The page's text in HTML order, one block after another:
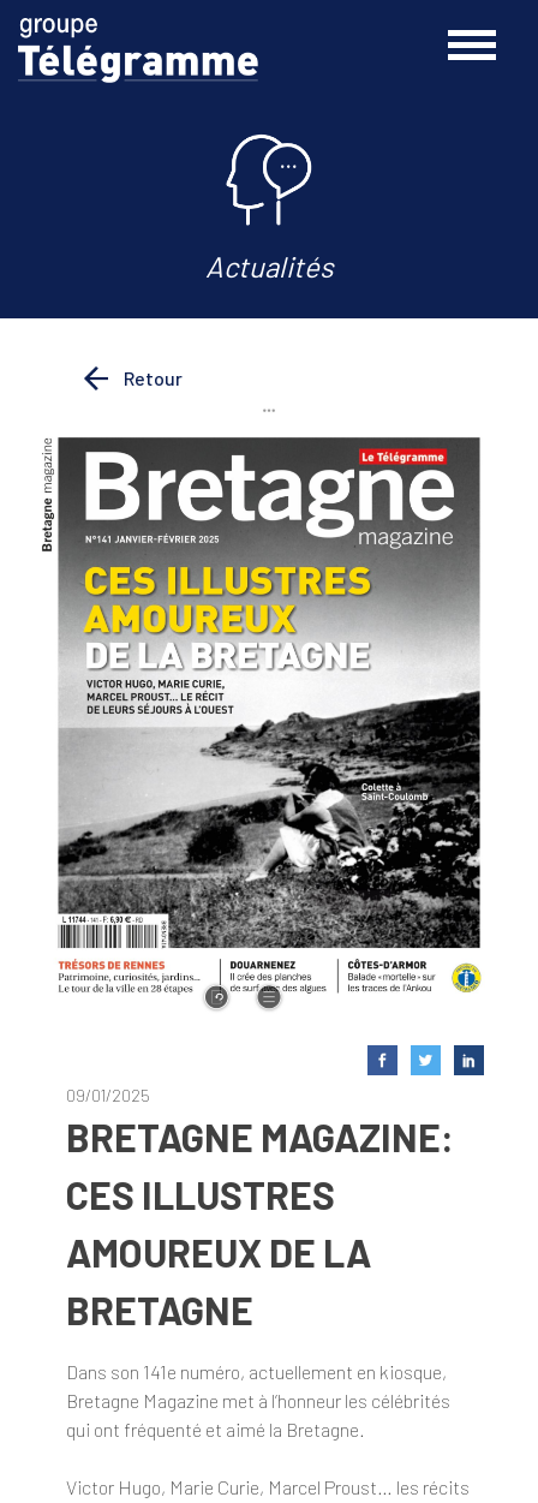
Actualités
Retour
09/01/2025
BRETAGNE MAGAZINE:
CES ILLUSTRES
AMOUREUX DE LA
BRETAGNE
Dans son 141e numéro, actuellement en kiosque,
Bretagne Magazine met à l’honneur les célébrités
qui ont fréquenté et aimé la Bretagne.
Victor Hugo, Marie Curie, Marcel Proust… les récits